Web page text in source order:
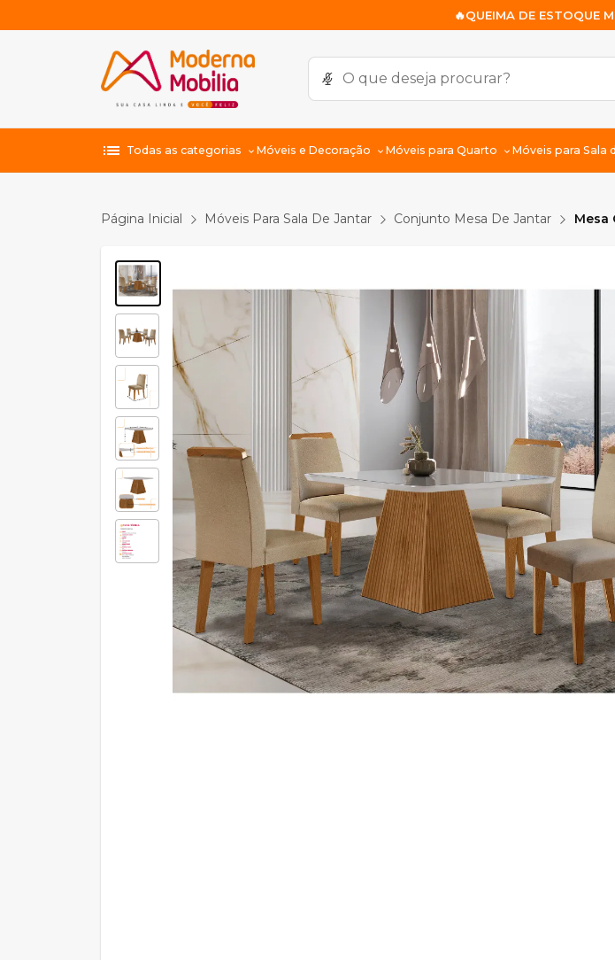
🔥QUEIMA DE ESTOQUE
list Todas as categorias Móveis e Decoração Móveis para Quarto Móveis para Sala
Página Inicial Móveis Para Sala De Jantar Conjunto Mesa De Jantar Mesa